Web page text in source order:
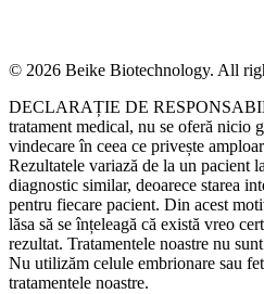
© 2026 Beike Biotechnology. All
DECLARAȚIE DE
tratament medical, nu se oferă nicio
vindecare în ceea ce privește
Rezultatele variază de la un pacient
diagnostic similar, deoarece starea
pentru fiecare pacient. Din acest
lăsa să se înțeleagă că există vreo
rezultat. Tratamentele noastre nu
Nu utilizăm celule embrionare sau
tratamentele noastre.